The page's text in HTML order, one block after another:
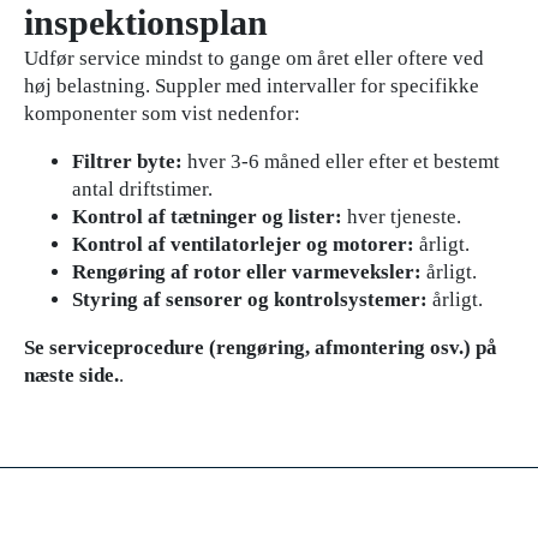
inspektionsplan
Udfør service mindst to gange om året eller oftere ved
høj belastning. Suppler med intervaller for specifikke
komponenter som vist nedenfor:
Filtrer byte: hver 3-6 måned eller efter et bestemt
antal driftstimer.
Kontrol af tætninger og lister: hver tjeneste.
Kontrol af ventilatorlejer og motorer: årligt.
Rengøring af rotor eller varmeveksler: årligt.
Styring af sensorer og kontrolsystemer: årligt.
Se serviceprocedure (rengøring, afmontering osv.) på
næste side..